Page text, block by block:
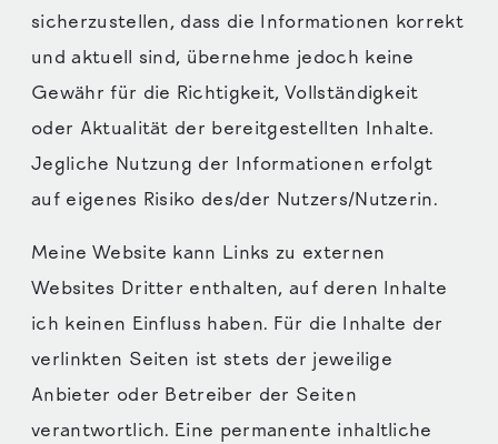
sicherzustellen, dass die Informationen korrekt
und aktuell sind, übernehme jedoch keine
Gewähr für die Richtigkeit, Vollständigkeit
oder Aktualität der bereitgestellten Inhalte.
Jegliche Nutzung der Informationen erfolgt
auf eigenes Risiko des/der Nutzers/Nutzerin.
Meine Website kann Links zu externen
Websites Dritter enthalten, auf deren Inhalte
ich keinen Einfluss haben. Für die Inhalte der
verlinkten Seiten ist stets der jeweilige
Anbieter oder Betreiber der Seiten
verantwortlich. Eine permanente inhaltliche